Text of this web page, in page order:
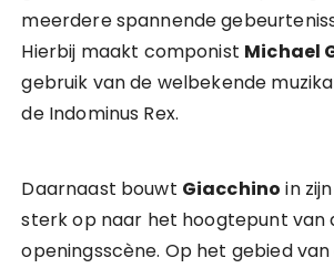
meerdere spannende
Hierbij maakt componist Michael
gebruik van de welbekende
de Indominus Rex.
Daarnaast bouwt Giacchino in
sterk op naar het hoogtepunt van
openingsscène. Op het gebied